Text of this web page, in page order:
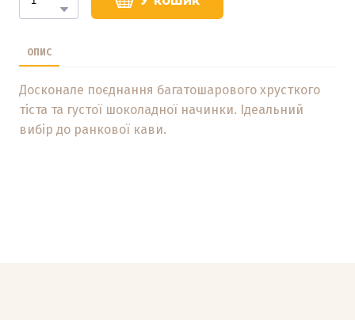
ОПИС
Досконале поєднання багатошарового хрусткого
тіста та густої шоколадної начинки. Ідеальний
вибір до ранкової кави.